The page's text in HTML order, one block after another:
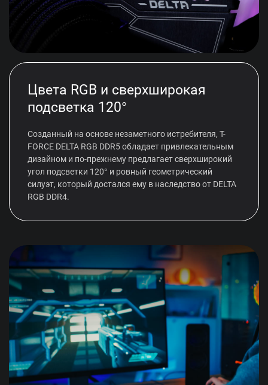
Цвета RGB и сверхширокая
подсветка 120°
Созданный на основе незаметного истребителя, T-
FORCE DELTA RGB DDR5 обладает привлекательным
дизайном и по-прежнему предлагает сверхширокий
угол подсветки 120° и ровный геометрический
силуэт, который достался ему в наследство от DELTA
RGB DDR4.